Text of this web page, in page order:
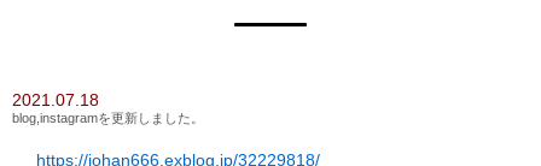
2021.07.18
blog,instagramを更新しました。
https://johan666.exblog.jp/32229818/